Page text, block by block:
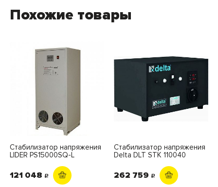
Похожие товары
Стабилизатор напряжения
LIDER PS15000SQ-L
121 048 c
Стабилизатор напряжения
Delta DLT STK 110040
262 759 c